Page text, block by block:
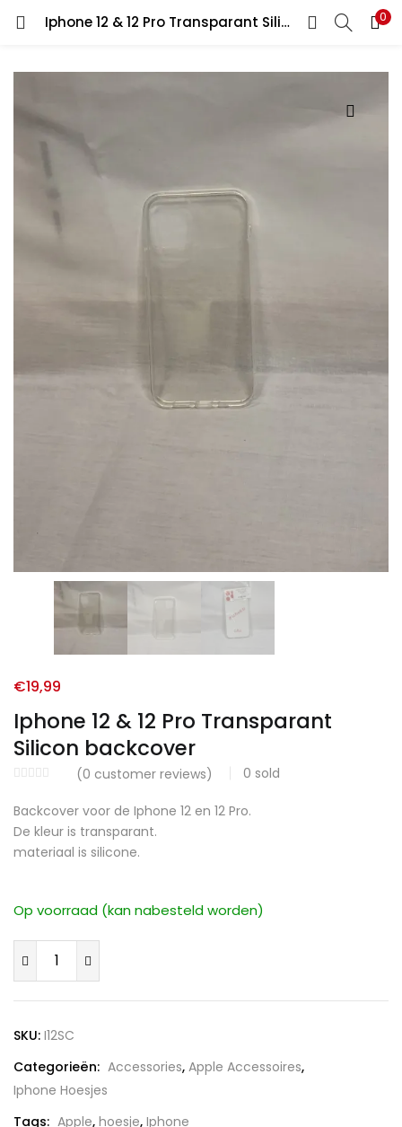
Iphone 12 & 12 Pro Transparant Silicon backcover 0
LOGIN REGISTER
Iphone 12 & 12 Pro Transparant
Silicon backcover
(0 customer reviews) 0 sold
€19,99
Backcover voor de Iphone 12 en 12 Pro.
De kleur is transparant.
materiaal is silicone.
Op voorraad (kan nabesteld worden)
Iphone
&
Pro
Transparant
Silicon
backcover
SKU: I12SC
Categorieën: Accessories, Apple Accessoires,
Iphone Hoesjes
Tags: Apple, hoesje, Iphone